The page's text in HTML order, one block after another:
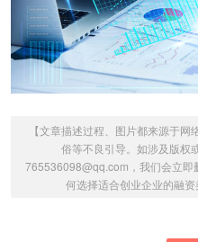
【文章描述过程、图片都来源于
俗等不良引导。如涉及版权
765536098@qq.com，我们会立即
何选择适合创业企业的融